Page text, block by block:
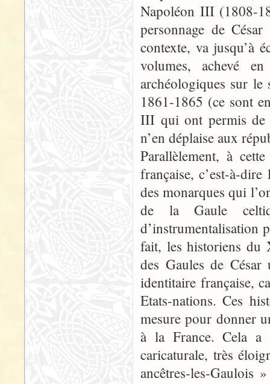
Napoléon III (1808-
personnage de
contexte, va jusqu’à
volumes, achevé
archéologiques sur
1861-1865 (ce sont
III qui ont permis de
n’en déplaise aux
Parallèlement, à
française, c’est-à-
des monarques qui
de la Gaule
d’instrumentalisation
fait, les historiens du
des Gaules de
identitaire française,
Etats-nations. Ces
mesure pour donner
à la France. Cela a
caricaturale, très
ancêtres-les-Gaulois